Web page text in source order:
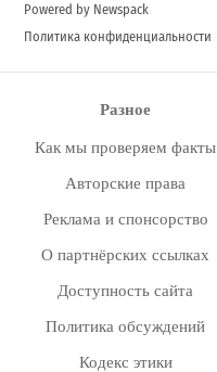
Powered by Newspack
Политика конфиденциальности
Разное
Как мы проверяем факты
Авторские права
Реклама и спонсорство
О партнёрских ссылках
Доступность сайта
Политика обсуждений
Кодекс этики